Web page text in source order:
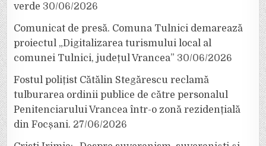
verde 30/06/2026
Comunicat de presă. Comuna Tulnici demarează
proiectul „Digitalizarea turismului local al
comunei Tulnici, județul Vrancea” 30/06/2026
Fostul polițist Cătălin Stegărescu reclamă
tulburarea ordinii publice de către personalul
Penitenciarului Vrancea într-o zonă rezidențială
din Focșani. 27/06/2026